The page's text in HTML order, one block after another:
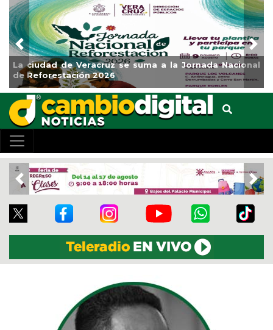
Nacional
Impulsa Gobierno Municipal Expo Venta
Clases
Previous
Previous